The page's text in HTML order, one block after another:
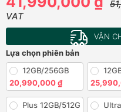
VAT
VẬN
Lựa chọn phiên bản
S26 12GB/256GB
20,990,000 ₫
S26
S26 Plus 12GB/512GB
S26 Ultra